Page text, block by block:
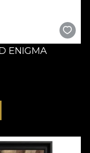
ENIGMA